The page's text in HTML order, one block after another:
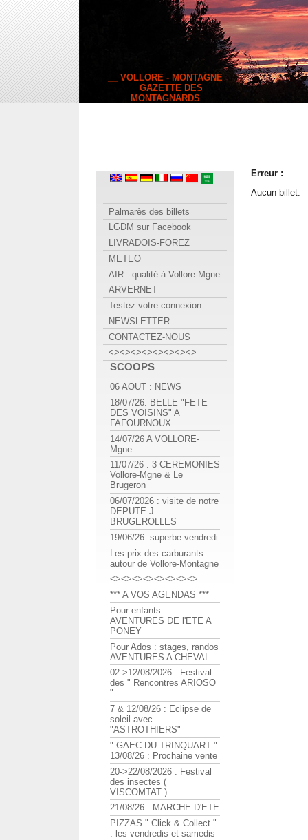
__ VOLLORE - MONTAGNE
__ GAZETTE DES
MONTAGNARDS
Erreur :
Aucun billet.
Palmarès des billets
LGDM sur Facebook
LIVRADOIS-FOREZ
METEO
AIR : qualité à Vollore-Mgne
ARVERNET
Testez votre connexion
NEWSLETTER
CONTACTEZ-NOUS
<><><><><><><><>
SCOOPS
06 AOUT : NEWS
18/07/26: BELLE "FETE
DES VOISINS" A
FAFOURNOUX
14/07/26 A VOLLORE-
Mgne
11/07/26 : 3 CEREMONIES
Vollore-Mgne & Le
Brugeron
06/07/2026 : visite de notre
DEPUTE J.
BRUGEROLLES
19/06/26: superbe vendredi
Les prix des carburants
autour de Vollore-Montagne
<><><><><><><><>
*** A VOS AGENDAS ***
Pour enfants :
AVENTURES DE l'ETE A
PONEY
Pour Ados : stages, randos
AVENTURES A CHEVAL
02->12/08/2026 : Festival
des " Rencontres ARIOSO
"
7 & 12/08/26 : Eclipse de
soleil avec
"ASTROTHIERS"
" GAEC DU TRINQUART "
13/08/26 : Prochaine vente
20->22/08/2026 : Festival
des insectes (
VISCOMTAT )
21/08/26 : MARCHE D'ETE
PIZZAS " Click & Collect "
: les vendredis et samedis